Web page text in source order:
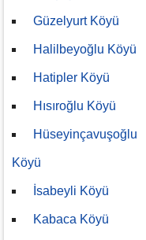
Güzelyurt Köyü
Halilbeyoğlu Köyü
Hatipler Köyü
Hısıroğlu Köyü
Hüseyinçavuşoğlu
Köyü
İsabeyli Köyü
Kabaca Köyü